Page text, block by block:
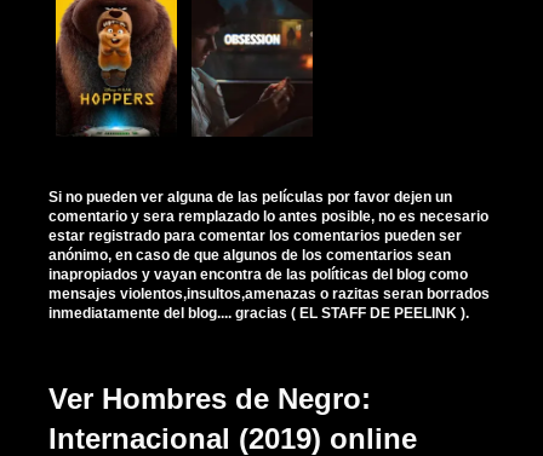
Si no pueden ver alguna de las películas por favor dejen un
comentario y sera remplazado lo antes posible, no es necesario
estar registrado para comentar los comentarios pueden ser
anónimo, en caso de que algunos de los comentarios sean
inapropiados y vayan encontra de las políticas del blog como
mensajes violentos,insultos,amenazas o razitas seran borrados
inmediatamente del blog.... gracias ( EL STAFF DE PEELINK ).
Ver Hombres de Negro:
Internacional (2019) online